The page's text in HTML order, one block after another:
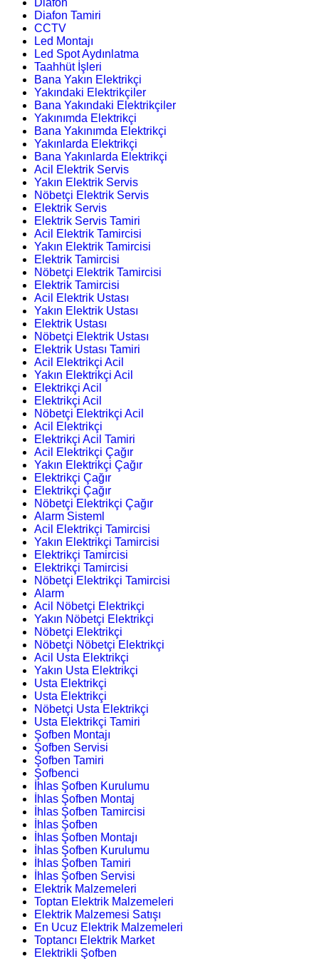
Diafon Tamiri
CCTV
Led Montajı
Led Spot Aydınlatma
Taahhüt İşleri
Bana Yakın Elektrikçi
Yakındaki Elektrikçiler
Bana Yakındaki Elektrikçiler
Yakınımda Elektrikçi
Bana Yakınımda Elektrikçi
Yakınlarda Elektrikçi
Bana Yakınlarda Elektrikçi
Acil Elektrik Servis
Yakın Elektrik Servis
Nöbetçi Elektrik Servis
Elektrik Servis
Elektrik Servis Tamiri
Acil Elektrik Tamircisi
Yakın Elektrik Tamircisi
Elektrik Tamircisi
Nöbetçi Elektrik Tamircisi
Elektrik Tamircisi
Acil Elektrik Ustası
Yakın Elektrik Ustası
Elektrik Ustası
Nöbetçi Elektrik Ustası
Elektrik Ustası Tamiri
Acil Elektrikçi Acil
Yakın Elektrikçi Acil
Elektrikçi Acil
Elektrikçi Acil
Nöbetçi Elektrikçi Acil
Acil Elektrikçi
Elektrikçi Acil Tamiri
Acil Elektrikçi Çağır
Yakın Elektrikçi Çağır
Elektrikçi Çağır
Elektrikçi Çağır
Nöbetçi Elektrikçi Çağır
Alarm Sisteml
Acil Elektrikçi Tamircisi
Yakın Elektrikçi Tamircisi
Elektrikçi Tamircisi
Elektrikçi Tamircisi
Nöbetçi Elektrikçi Tamircisi
Alarm
Acil Nöbetçi Elektrikçi
Yakın Nöbetçi Elektrikçi
Nöbetçi Elektrikçi
Nöbetçi Nöbetçi Elektrikçi
Acil Usta Elektrikçi
Yakın Usta Elektrikçi
Usta Elektrikçi
Usta Elektrikçi
Nöbetçi Usta Elektrikçi
Usta Elektrikçi Tamiri
Şofben Montajı
Şofben Servisi
Şofben Tamiri
Şofbenci
İhlas Şofben Kurulumu
İhlas Şofben Montaj
İhlas Şofben Tamircisi
İhlas Şofben
İhlas Şofben Montajı
İhlas Şofben Kurulumu
İhlas Şofben Tamiri
İhlas Şofben Servisi
Elektrik Malzemeleri
Toptan Elektrik Malzemeleri
Elektrik Malzemesi Satışı
En Ucuz Elektrik Malzemeleri
Toptancı Elektrik Market
Elektrikli Şofben